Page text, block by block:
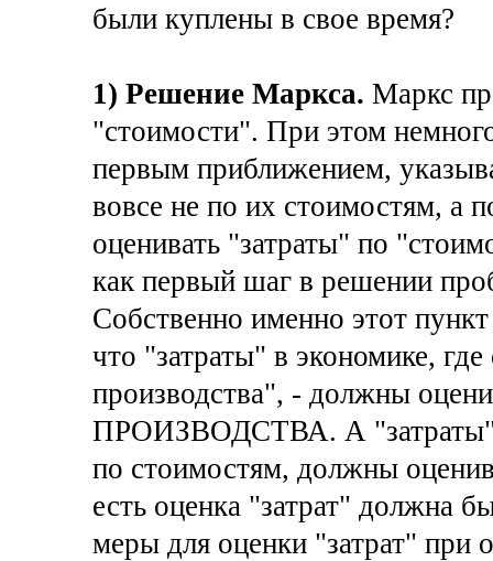
были куплены в свое время?
1) Решение Маркса. Маркс
"стоимости". При этом
первым приближением,
вовсе не по их стоимостям, а
оценивать "затраты" по
как первый шаг в решении
Собственно именно этот
что "затраты" в экономике,
производства", - должны
ПРОИЗВОДСТВА. А "затраты"
по стоимостям, должны
есть оценка "затрат"
меры для оценки "затрат" при